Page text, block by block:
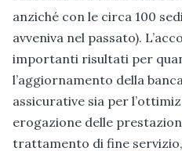
anziché con le circa 100
avveniva nel passato).
importanti risultati per
l’aggiornamento della
assicurative sia per
erogazione delle
trattamento di fine